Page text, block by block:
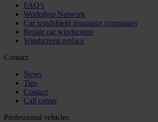
FAQ’s
Workshop Network
Car windshield insurance companies
Repair car windscreen
Windscreen replace
Contact
News
Tips
Contact
Call center
Professional vehicles